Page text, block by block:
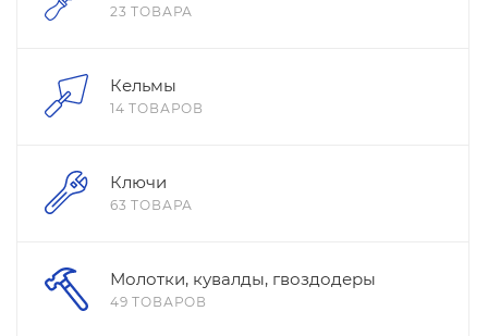
23 ТОВАРА
Кельмы
14 ТОВАРОВ
Ключи
63 ТОВАРА
Молотки, кувалды, гвоздодеры
49 ТОВАРОВ